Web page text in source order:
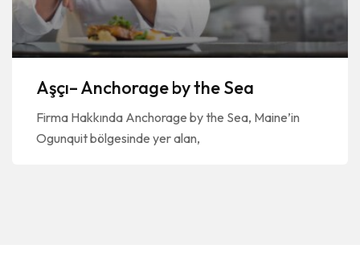
Aşçı– Anchorage by the Sea
Firma Hakkında Anchorage by the Sea, Maine’in
Ogunquit bölgesinde yer alan,